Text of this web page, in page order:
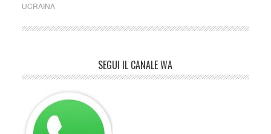
UCRAINA
SEGUI IL CANALE WA